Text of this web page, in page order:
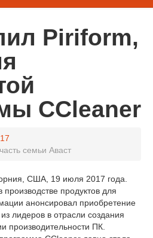
Piriform,
CCleaner
семьи Аваст
США, 19 июля 2017 года.
продуктов для
анонсировал приобретение
лидеров в отрасли создания
производительности ПК.